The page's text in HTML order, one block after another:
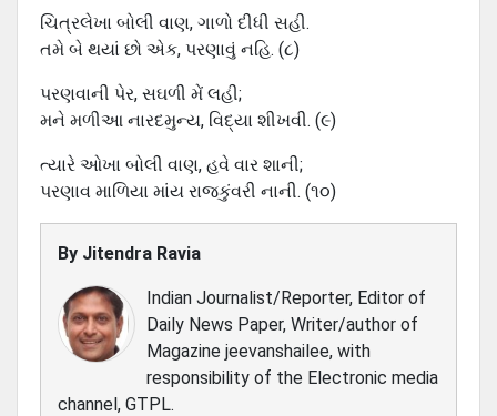
ચિત્રલેખા બોલી વાણ, ગાળો દીધી સહી.
તમે બે થયાં છો એક, પરણાવું નહિ. (૮)
પરણવાની પેર, સઘળી મેં લહી;
મને મળીઆ નારદમુન્ય, વિદ્યા શીખવી. (૯)
ત્યારે ઓખા બોલી વાણ, હવે વાર શાની;
પરણાવ માળિયા માંય રાજકુંવરી નાની. (૧૦)
By Jitendra Ravia
Indian Journalist/Reporter, Editor of
Daily News Paper, Writer/author of
Magazine jeevanshailee, with
responsibility of the Electronic media
channel, GTPL.